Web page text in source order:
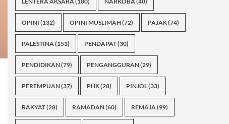
OPINI (132) OPINI MUSLIMAH(72) PAJAK(74)
PALESTINA(153) PENDAPAT(30)
PENDIDIKAN(79) PENGANGGURAN(29)
PEREMPUAN(37) PHK(28) PINJOL(33)
RAKYAT(28) RAMADAN(60) REMAJA(99)